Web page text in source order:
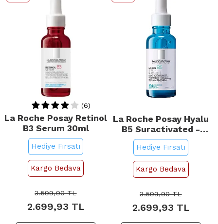
(6)
La Roche Posay Retinol
B3 Serum 30ml
Hediye Fırsatı
Kargo Bedava
3.599,90TL
2.699,93 TL
La Roche Posay Hyalu
B5 Suractivated -
Hyaluronik Asit İçeren
Cilt Bakım Serumu
30ml
Hediye Fırsatı
Kargo Bedava
3.599,90TL
2.699,93 TL